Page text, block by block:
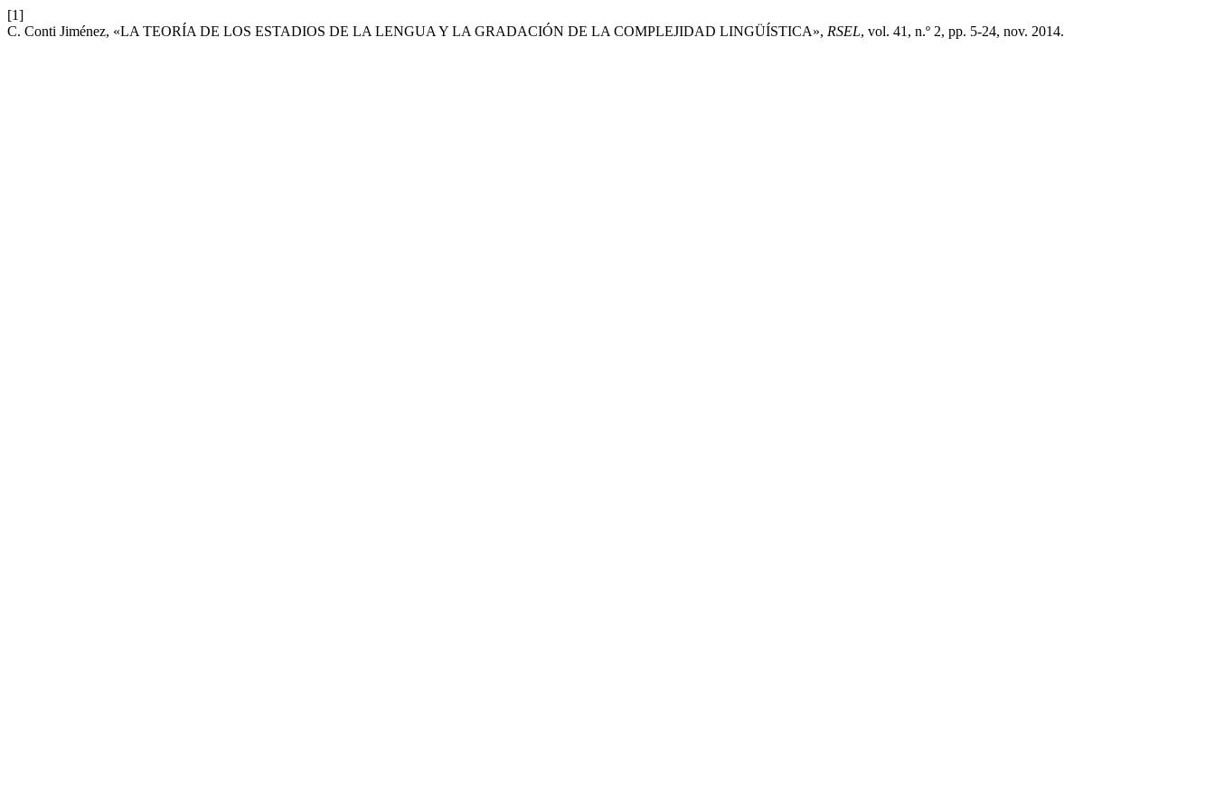
[1]
C. Conti Jiménez, «LA TEORÍA DE LOS ESTADIOS DE LA LENGUA Y LA GRADACIÓN DE LA COMPLEJIDAD LINGÜÍSTICA», RSEL, vol. 41, n.º 2, pp. 5-24, nov. 2014.